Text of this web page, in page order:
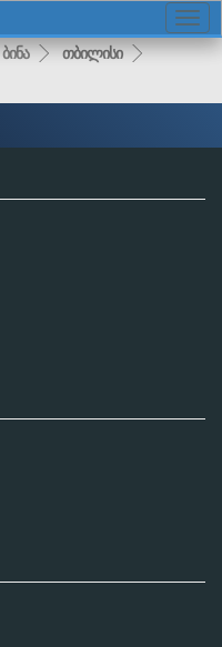
ბინა თბილისი